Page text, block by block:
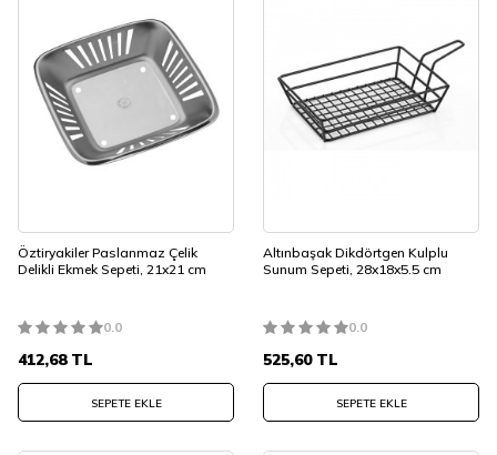
Öztiryakiler Paslanmaz Çelik
Delikli Ekmek Sepeti, 21x21 cm
0.0
412,68TL
SEPETE EKLE
Altınbaşak Dikdörtgen Kulplu
Sunum Sepeti, 28x18x5.5 cm
0.0
525,60TL
SEPETE EKLE